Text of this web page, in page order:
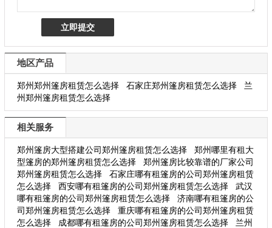
地区产品
郑州郑州篷房租赁怎么选择 石家庄郑州篷房租赁怎么选择
兰
州郑州篷房租赁怎么选择
相关服务
郑州篷房大型搭建公司郑州篷房租赁怎么选择
郑州哪里有租大
型篷房的郑州篷房租赁怎么选择
郑州篷房比较靠谱的厂家公司
郑州篷房租赁怎么选择
石家庄哪有租篷房的公司郑州篷房租赁
怎么选择
西安哪有租篷房的公司郑州篷房租赁怎么选择
武汉
哪有租篷房的公司郑州篷房租赁怎么选择
济南哪有租篷房的公
司郑州篷房租赁怎么选择
重庆哪有租篷房的公司郑州篷房租赁
怎么选择
成都哪有租篷房的公司郑州篷房租赁怎么选择
兰州